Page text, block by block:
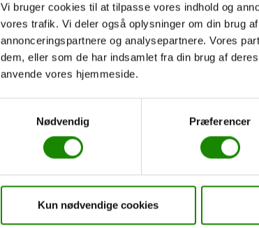
Vi bruger cookies til at tilpasse vores indhold og
vores trafik. Vi deler også oplysninger om din brug
annonceringspartnere og analysepartnere. Vores
dem, eller som de har indsamlet fra din brug af
anvende vores hjemmeside.
Nødvendig
Præferencer
Kun nødvendige cookies